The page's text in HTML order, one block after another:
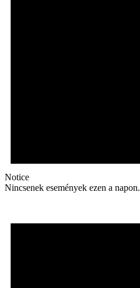
Notice
Nincsenek események ezen a napon.